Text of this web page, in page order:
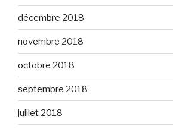
décembre 2018
novembre 2018
octobre 2018
septembre 2018
juillet 2018